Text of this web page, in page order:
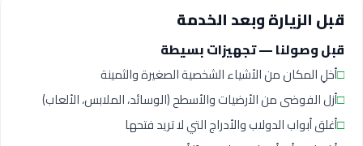
قبل الزيارة وبعد الخدمة
قبل وصولنا — تجهيزات بسيطة
□أخلِ المكان من الأشياء الشخصية الصغيرة والثمينة
□أزل الفوضى من الأرضيات والأسطح (الوسائد، الملابس، الألعاب)
□أغلق أبواب الدولاب والأدراج التي لا تريد فتحها